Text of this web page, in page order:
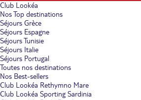
Club Lookéa
Nos Top destinations
Séjours Grèce
Séjours Espagne
Séjours Tunisie
Séjours Italie
Séjours Portugal
Toutes nos destinations
Nos Best-sellers
Club Lookéa Rethymno Mare
Club Lookéa Sporting Sardinia